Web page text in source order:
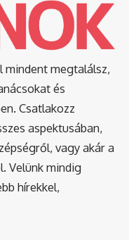
mindent megtalálsz,
és
Csatlakozz
aspektusában,
vagy akár a
Velünk mindig
hírekkel,